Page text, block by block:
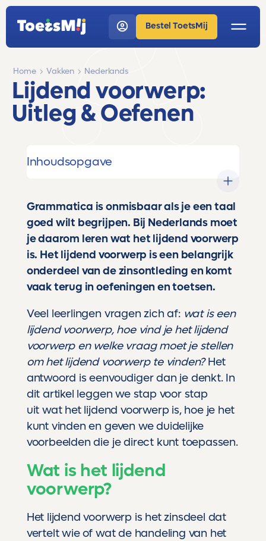
Bestel ToetsMij
Home Vakken Nederlands
Lijdend voorwerp:
Uitleg & Oefenen
Inhoudsopgave
Grammatica is onmisbaar als je een taal
goed wilt begrijpen. Bij Nederlands moet
je daarom leren wat het lijdend voorwerp
is. Het lijdend voorwerp is een belangrijk
onderdeel van de zinsontleding en komt
vaak terug in oefeningen en toetsen.
Veel leerlingen vragen zich af: wat is een
lijdend voorwerp, hoe vind je het lijdend
voorwerp en welke vraag moet je stellen
om het lijdend voorwerp te vinden?Het
antwoord is eenvoudiger dan je denkt. In
dit artikel leggen we stap voor stap
uit wat het lijdend voorwerp is, hoe je het
kunt vinden en geven we duidelijke
voorbeelden die je direct kunt toepassen.
Wat is het lijdend
voorwerp?
Het lijdend voorwerp is het zinsdeel dat
vertelt wie of wat de handeling van het